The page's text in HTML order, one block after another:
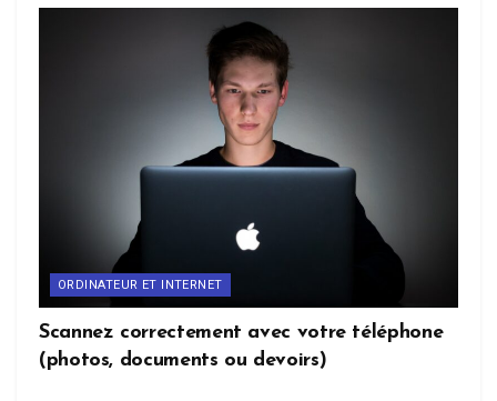
ORDINATEUR ET INTERNET
Scannez correctement avec votre téléphone
(photos, documents ou devoirs)